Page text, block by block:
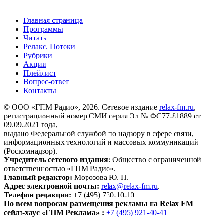
Главная страница
Программы
Читать
Релакс. Потоки
Рубрики
Акции
Плейлист
Вопрос-ответ
Контакты
© ООО «ГПМ Радио», 2026. Сетевое издание relax-fm.ru,
регистрационный номер СМИ серия Эл № ФС77-81889 от
09.09.2021 года,
выдано Федеральной службой по надзору в сфере связи,
информационных технологий и массовых коммуникаций
(Роскомнадзор).
Учредитель сетевого издания: Общество с ограниченной
ответственностью «ГПМ Радио».
Главный редактор: Морозова Ю. П.
Адрес электронной почты: relax@relax-fm.ru.
Телефон редакции: +7 (495) 730-10-10.
По всем вопросам размещения рекламы на Relax FM
сейлз-хаус «ГПМ Реклама» : +7 (495) 921-40-41